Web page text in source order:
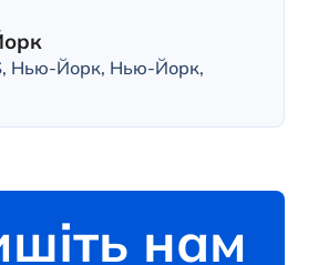
Нью-Йорк, Нью-Йорк,
нам